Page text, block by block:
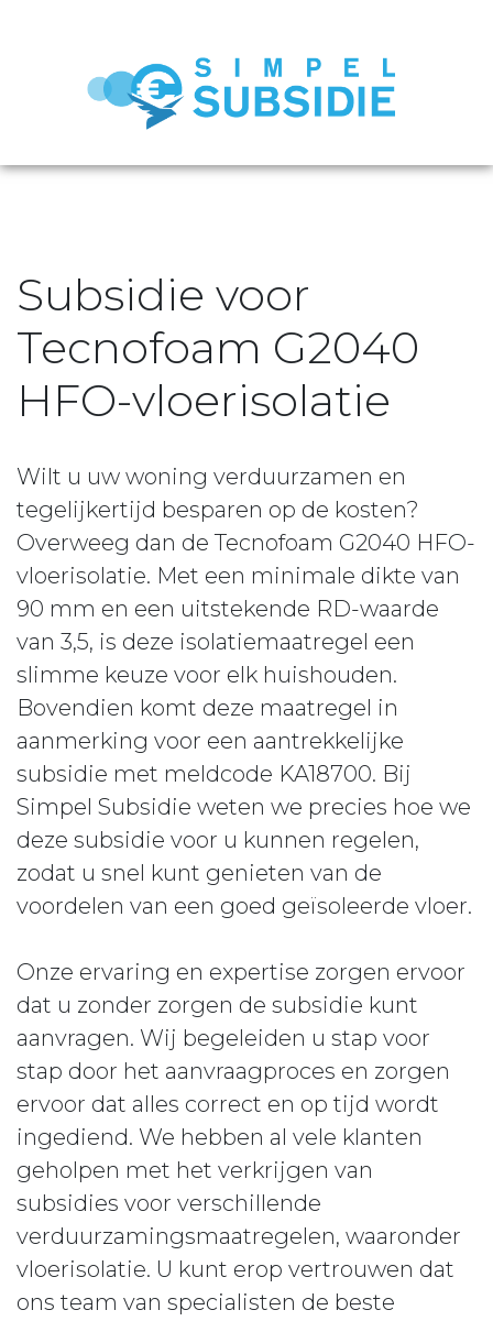
Subsidie voor
Tecnofoam G2040
HFO-vloerisolatie
Wilt u uw woning verduurzamen en
tegelijkertijd besparen op de kosten?
Overweeg dan de Tecnofoam G2040 HFO-
vloerisolatie. Met een minimale dikte van
90 mm en een uitstekende RD-waarde
van 3,5, is deze isolatiemaatregel een
slimme keuze voor elk huishouden.
Bovendien komt deze maatregel in
aanmerking voor een aantrekkelijke
subsidie met meldcode KA18700. Bij
Simpel Subsidie weten we precies hoe we
deze subsidie voor u kunnen regelen,
zodat u snel kunt genieten van de
voordelen van een goed geïsoleerde vloer.
Onze ervaring en expertise zorgen ervoor
dat u zonder zorgen de subsidie kunt
aanvragen. Wij begeleiden u stap voor
stap door het aanvraagproces en zorgen
ervoor dat alles correct en op tijd wordt
ingediend. We hebben al vele klanten
geholpen met het verkrijgen van
subsidies voor verschillende
verduurzamingsmaatregelen, waaronder
vloerisolatie. U kunt erop vertrouwen dat
ons team van specialisten de beste